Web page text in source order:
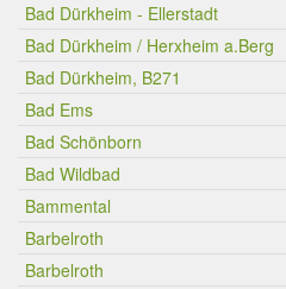
Bad Dürkheim - Ellerstadt
Bad Dürkheim / Herxheim a.Berg
Bad Dürkheim, B271
Bad Ems
Bad Schönborn
Bad Wildbad
Bammental
Barbelroth
Barbelroth